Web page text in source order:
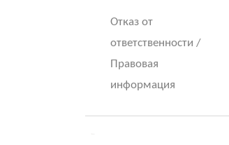
Отказ от
ответственности /
Правовая
информация